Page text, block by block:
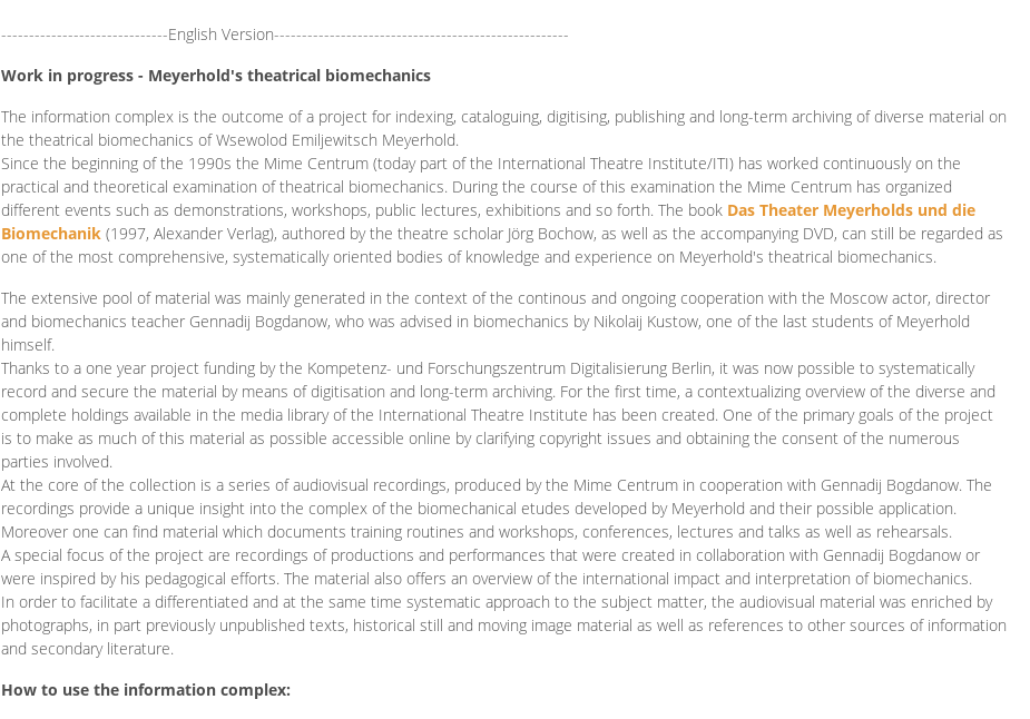
------------------------------English Version-----------------------------------------------------
Work in progress - Meyerhold's theatrical biomechanics
The information complex is the outcome of a project for indexing, cataloguing, digitising, publishing and long-term archiving of diverse material on
the theatrical biomechanics of Wsewolod Emiljewitsch Meyerhold.
Since the beginning of the 1990s the Mime Centrum (today part of the International Theatre Institute/ITI) has worked continuously on the
practical and theoretical examination of theatrical biomechanics. During the course of this examination the Mime Centrum has organized
different events such as demonstrations, workshops, public lectures, exhibitions and so forth. The book Das Theater Meyerholds und die
Biomechanik (1997, Alexander Verlag), authored by the theatre scholar Jörg Bochow, as well as the accompanying DVD, can still be regarded as
one of the most comprehensive, systematically oriented bodies of knowledge and experience on Meyerhold's theatrical biomechanics.
The extensive pool of material was mainly generated in the context of the continous and ongoing cooperation with the Moscow actor, director
and biomechanics teacher Gennadij Bogdanow, who was advised in biomechanics by Nikolaij Kustow, one of the last students of Meyerhold
himself.
Thanks to a one year project funding by the Kompetenz- und Forschungszentrum Digitalisierung Berlin, it was now possible to systematically
record and secure the material by means of digitisation and long-term archiving. For the first time, a contextualizing overview of the diverse and
complete holdings available in the media library of the International Theatre Institute has been created. One of the primary goals of the project
is to make as much of this material as possible accessible online by clarifying copyright issues and obtaining the consent of the numerous
parties involved.
At the core of the collection is a series of audiovisual recordings, produced by the Mime Centrum in cooperation with Gennadij Bogdanow. The
recordings provide a unique insight into the complex of the biomechanical etudes developed by Meyerhold and their possible application.
Moreover one can find material which documents training routines and workshops, conferences, lectures and talks as well as rehearsals.
A special focus of the project are recordings of productions and performances that were created in collaboration with Gennadij Bogdanow or
were inspired by his pedagogical efforts. The material also offers an overview of the international impact and interpretation of biomechanics.
In order to facilitate a differentiated and at the same time systematic approach to the subject matter, the audiovisual material was enriched by
photographs, in part previously unpublished texts, historical still and moving image material as well as references to other sources of information
and secondary literature.
How to use the information complex: